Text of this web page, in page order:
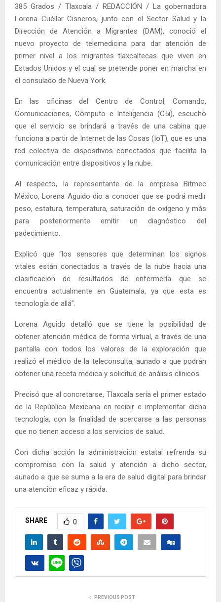
385 Grados / Tlaxcala / REDACCIÓN / La gobernadora
Lorena Cuéllar Cisneros, junto con el Sector Salud y la
Dirección de Atención a Migrantes (DAM), conoció el
nuevo proyecto de telemedicina para dar atención de
primer nivel a los migrantes tlaxcaltecas que viven en
Estados Unidos y el cual se pretende poner en marcha en
el consulado de Nueva York.
En las oficinas del Centro de Control, Comando,
Comunicaciones, Cómputo e Inteligencia (C5i), escuchó
que el servicio se brindará a través de una cabina que
funciona a partir de Internet de las Cosas (IoT), que es una
red colectiva de dispositivos conectados que facilita la
comunicación entre dispositivos y la nube.
Al respecto, la representante de la empresa Bitmec
México, Lorena Aguido dio a conocer que se podrá medir
peso, estatura, temperatura, saturación de oxígeno y más
para posteriormente emitir un diagnóstico del
padecimiento.
Explicó que “los sensores que determinan los signos
vitales están conectados a través de la nube hacia una
clasificación de resultados de enfermería que se
encuentra actualmente en Guatemala, ya que esta es
tecnología de allá”.
Lorena Aguido detalló que se tiene la posibilidad de
obtener atención médica de forma virtual, a través de una
pantalla con todos los valores de la exploración que
realizó el médico de la teleconsulta, aunado a que podrán
obtener una receta médica y solicitud de análisis clínicos.
Precisó que al concretarse, Tlaxcala sería el primer estado
de la República Mexicana en recibir e implementar dicha
tecnología, con la finalidad de acercarse a las personas
que no tienen acceso a los servicios de salud.
Con dicha acción la administración estatal refrenda su
compromiso con la salud y atención a dicho sector,
aunado a que se suma a la era de salud digital para brindar
una atención eficaz y rápida.
SHARE 0
PREVIOUS POST